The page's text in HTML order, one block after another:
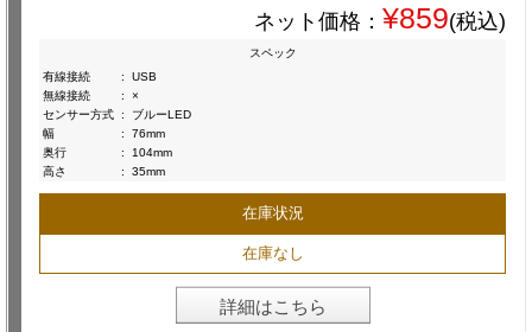
ネット価格： ¥859(税込)
スペック
有線接続
:
USB
無線接続
:
×
センサー方式 :
ブルーLED
幅
:
76mm
奥行
:
104mm
高さ
: 35mm
在庫状況
在庫なし
詳細はこちら